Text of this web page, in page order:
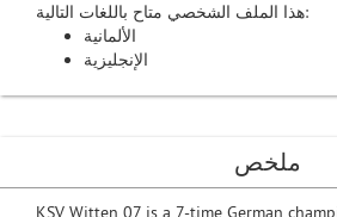
ملخص
KSV Witten 07 is a 7-time German
هذا الملف الشخصي متاح باللغات التالية:
الألمانية
الإنجليزية